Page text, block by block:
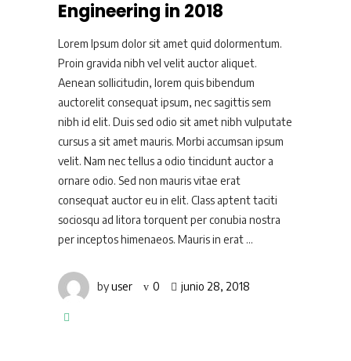
Engineering in 2018
Lorem Ipsum dolor sit amet quid dolormentum.
Proin gravida nibh vel velit auctor aliquet.
Aenean sollicitudin, lorem quis bibendum
auctorelit consequat ipsum, nec sagittis sem
nibh id elit. Duis sed odio sit amet nibh vulputate
cursus a sit amet mauris. Morbi accumsan ipsum
velit. Nam nec tellus a odio tincidunt auctor a
ornare odio. Sed non mauris vitae erat
consequat auctor eu in elit. Class aptent taciti
sociosqu ad litora torquent per conubia nostra
per inceptos himenaeos. Mauris in erat
byuser 0 junio 28, 2018